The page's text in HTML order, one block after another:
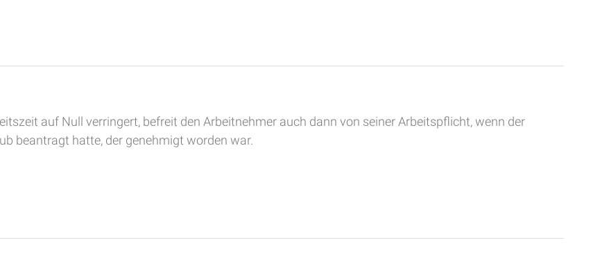
auf Null verringert, befreit den Arbeitnehmer auch dann von seiner Arbeitspflicht, wenn der
beantragt hatte, der genehmigt worden war.